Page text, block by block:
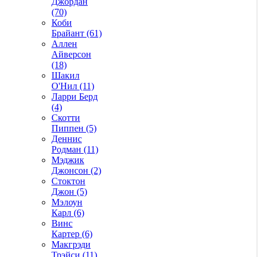
(70)
Коби
Брайант (61)
Аллен
Айверсон
(18)
Шакил
О'Нил (11)
Ларри Берд
(4)
Скотти
Пиппен (5)
Деннис
Родман (11)
Мэджик
Джонсон (2)
Стоктон
Джон (5)
Мэлоун
Карл (6)
Винс
Картер (6)
Макгрэди
Трэйси (11)